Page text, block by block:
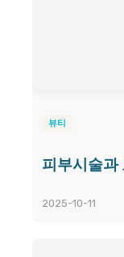
뷰티
피부시술과
2025-10-11